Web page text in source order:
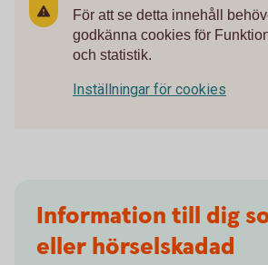
För att se detta innehåll
godkänna cookies för
och statistik.
Inställningar för cookies
Information till dig
eller hörselskadad